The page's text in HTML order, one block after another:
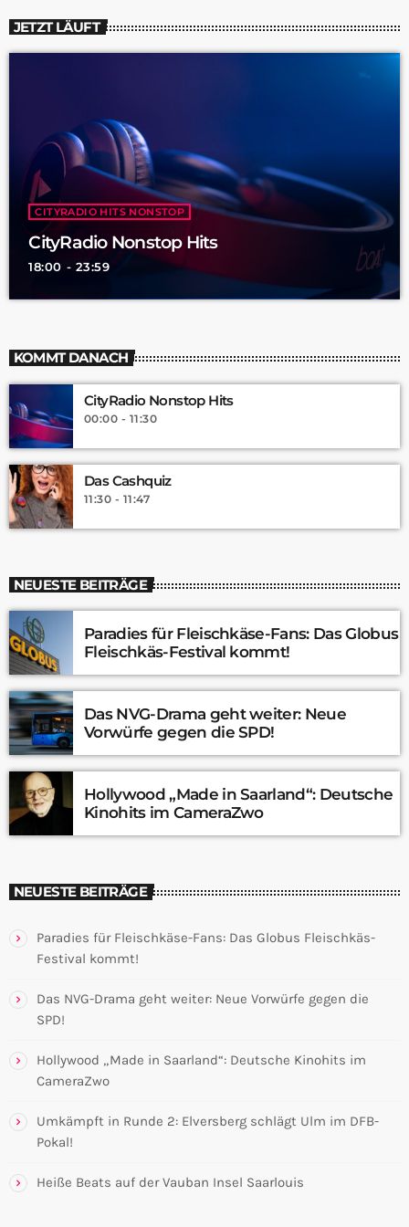
JETZT LÄUFT
CITYRADIO HITS NONSTOP
CityRadio Nonstop Hits
18:00 - 23:59
KOMMT DANACH
CityRadio Nonstop Hits
00:00 - 11:30
Das Cashquiz
11:30 - 11:47
NEUESTE BEITRÄGE
Paradies für Fleischkäse-Fans: Das Globus
Fleischkäs-Festival kommt!
Das NVG-Drama geht weiter: Neue
Vorwürfe gegen die SPD!
Hollywood „Made in Saarland“: Deutsche
Kinohits im CameraZwo
NEUESTE BEITRÄGE
Paradies für Fleischkäse-Fans: Das Globus Fleischkäs-
Festival kommt!
Das NVG-Drama geht weiter: Neue Vorwürfe gegen die
SPD!
Hollywood „Made in Saarland“: Deutsche Kinohits im
CameraZwo
Umkämpft in Runde 2: Elversberg schlägt Ulm im DFB-
Pokal!
Heiße Beats auf der Vauban Insel Saarlouis